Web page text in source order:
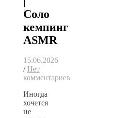
Соло
кемпинг
ASMR
15.06.2026
/ Нет
комментариев
Иногда
хочется
не